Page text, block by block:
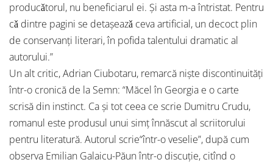
producǎtorul, nu beneficiarul ei. Şi asta m-a întristat. Pentru
cǎ dintre pagini se detaşeazǎ ceva artificial, un decoct plin
de conservanţi literari, în pofida talentului dramatic al
autorului.”
Un alt critic, Adrian Ciubotaru, remarcă nişte discontinuităţi
într-o cronică de la Semn: “Măcel în Georgia e o carte
scrisă din instinct. Ca și tot ceea ce scrie Dumitru Crudu,
romanul este produsul unui simț înnăscut al scriitorului
pentru literatură. Autorul scrie“într-o veselie”, după cum
observa Emilian Galaicu-Păun într-o discuție, citînd o